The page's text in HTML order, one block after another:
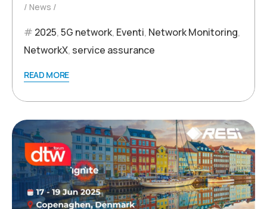
News
2025,5G network, Eventi, Network Monitoring,
NetworkX, service assurance
READ MORE